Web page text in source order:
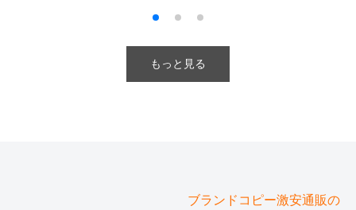
もっと見る
ブランドコピー激安通販の